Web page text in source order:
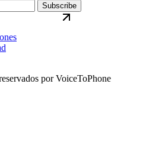
Subscribe
por VoiceToPhone